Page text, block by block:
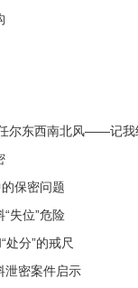
尔东西南北风——记我
保密问题
失位”危险
处分”的戒尺
泄密案件启示